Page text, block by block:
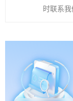
时联系